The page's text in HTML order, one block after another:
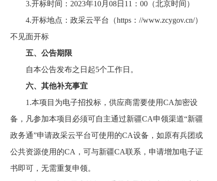
3.开标时间：2023年10月08日11：00（北京时间）
4.开标地点：政采云平台（https：//www.zcygov.cn/）
不见面开标
五、公告期限
自本公告发布之日起5个工作日。
六、其他补充事宜
1.本项目为电子招投标，供应商需要使用CA加密设
备，凡参加本项目必须可自主通过新疆CA申领渠道“新疆
政务通”申请政采云平台可使用的CA设备，如原有兵团或
公共资源使用的CA，可与新疆CA联系，申请增加电子证
书即可，无需重复申领。